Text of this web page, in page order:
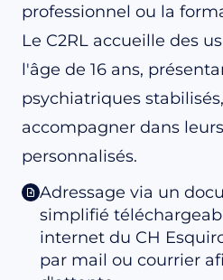
professionnel ou la
Le C2RL accueille des
l'âge de 16 ans,
psychiatriques
accompagner dans
personnalisés.
Adressage via un
simplifié
internet du CH
par mail ou courrier